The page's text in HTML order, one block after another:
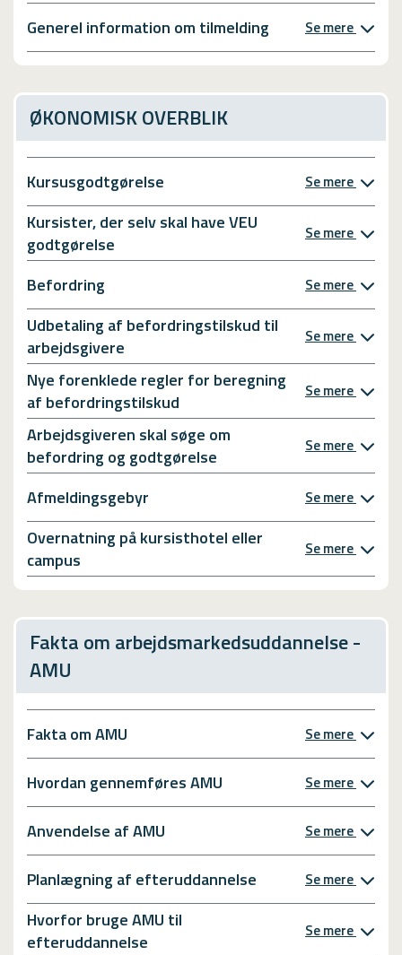
Generel information om tilmelding Se mere
ØKONOMISK OVERBLIK
Kursusgodtgørelse Se mere
Kursister, der selv skal have VEU
godtgørelse
Se mere
Befordring Se mere
Udbetaling af befordringstilskud til
arbejdsgivere
Se mere
Nye forenklede regler for beregning
af befordringstilskud
Se mere
Arbejdsgiveren skal søge om
befordring og godtgørelse
Se mere
Afmeldingsgebyr Se mere
Overnatning på kursisthotel eller
campus
Se mere
Fakta om arbejdsmarkedsuddannelse -
AMU
Fakta om AMU Se mere
Hvordan gennemføres AMU Se mere
Anvendelse af AMU Se mere
Planlægning af efteruddannelse Se mere
Hvorfor bruge AMU til
efteruddannelse
Se mere